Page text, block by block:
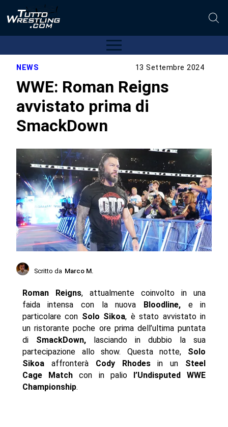
NEWS 13 Settembre 2024
WWE: Roman Reigns
avvistato prima di
SmackDown
Scritto da Marco M.
Roman Reigns, attualmente coinvolto in una
faida intensa con la nuova
Bloodline,e in
particolare con Solo Sikoa, è stato avvistato in
un ristorante poche ore prima dell’ultima puntata
di SmackDown,lasciando in dubbio la sua
partecipazione allo show. Questa notte, Solo
Sikoaaffronterà Cody Rhodesin un Steel
Cage Match con in paliol’Undisputed WWE
Championship.